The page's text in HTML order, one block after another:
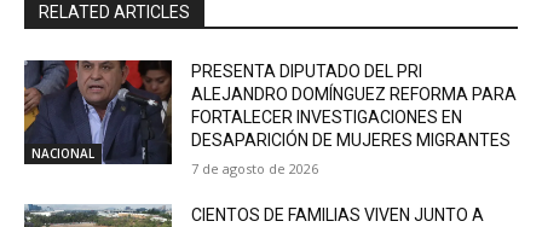
RELATED ARTICLES
NACIONAL
PRESENTA DIPUTADO DEL PRI
ALEJANDRO DOMÍNGUEZ REFORMA PARA
FORTALECER INVESTIGACIONES EN
DESAPARICIÓN DE MUJERES MIGRANTES
7 de agosto de 2026
CIENTOS DE FAMILIAS VIVEN JUNTO A